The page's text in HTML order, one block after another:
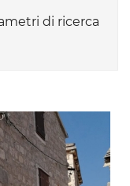
di ricerca